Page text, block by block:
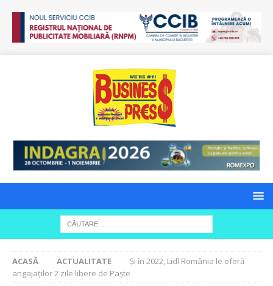
ACASĂ ACTUALITATE
Și în 2022, Lidl România le oferă
angajaților 2 zile libere de Paște